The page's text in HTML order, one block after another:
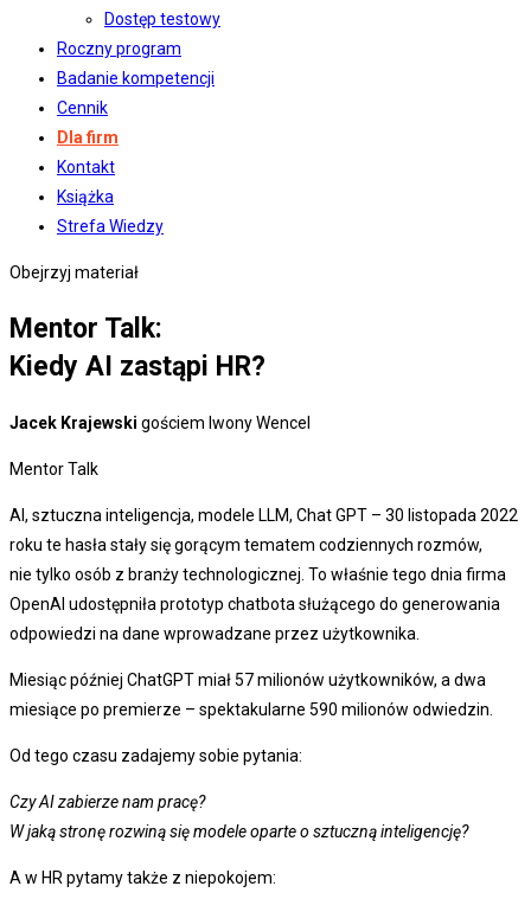
Dostęp testowy
Roczny program
Badanie kompetencji
Cennik
Dla firm
Kontakt
Książka
Strefa Wiedzy
Obejrzyj materiał
Mentor Talk:
Kiedy AI zastąpi HR?
Jacek Krajewski gościem Iwony Wencel
Mentor Talk
AI, sztuczna inteligencja, modele LLM, Chat GPT – 30 listopada 2022
roku te hasła stały się gorącym tematem codziennych rozmów,
nie tylko osób z branży technologicznej. To właśnie tego dnia firma
OpenAI udostępniła prototyp chatbota służącego do generowania
odpowiedzi na dane wprowadzane przez użytkownika.
Miesiąc później ChatGPT miał 57 milionów użytkowników, a dwa
miesiące po premierze – spektakularne 590 milionów odwiedzin.
Od tego czasu zadajemy sobie pytania:
Czy AI zabierze nam pracę?
W jaką stronę rozwiną się modele oparte o sztuczną inteligencję?
A w HR pytamy także z niepokojem: